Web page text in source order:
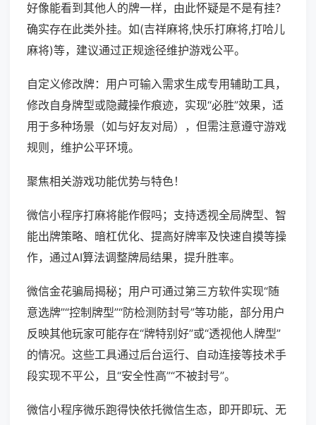
好像能看到其他人的牌一样，由此怀疑是不是有挂？
确实存在此类外挂。如(吉祥麻将,快乐打麻将,打哈儿
麻将)等，建议通过正规途径维护游戏公平。
自定义修改牌：用户可输入需求生成专用辅助工具，
修改自身牌型或隐藏操作痕迹，实现“必胜”效果，适
用于多种场景（如与好友对局），但需注意遵守游戏
规则，维护公平环境。
聚焦相关游戏功能优势与特色！
微信小程序打麻将能作假吗；支持透视全局牌型、智
能出牌策略、暗杠优化、提高好牌率及快速自摸等操
作，通过AI算法调整牌局结果，提升胜率。
微信金花骗局揭秘；用户可通过第三方软件实现“随
意选牌”“控制牌型”“防检测防封号”等功能，部分用户
反映其他玩家可能存在“牌特别好”或“透视他人牌型”
的情况。这些工具通过后台运行、自动连接等技术手
段实现不平公，且“安全性高”“不被封号”。
微信小程序微乐跑得快依托微信生态，即开即玩、无